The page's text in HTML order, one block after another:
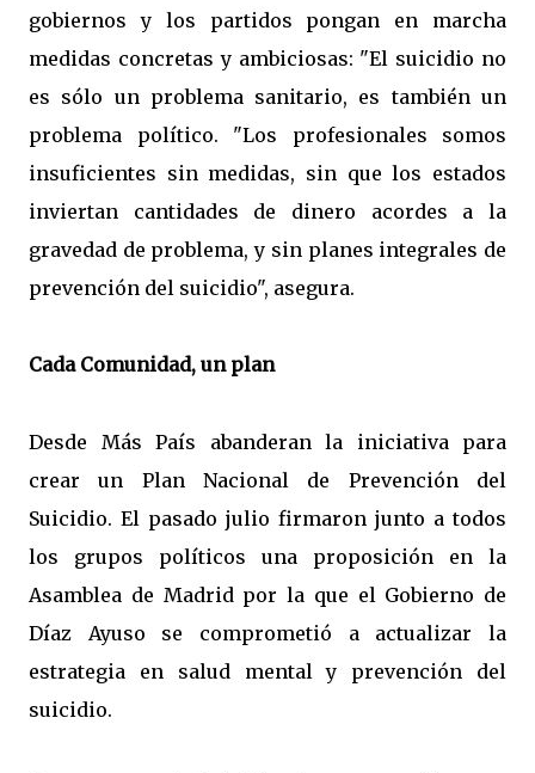
gobiernos y los partidos pongan en marcha
medidas concretas y ambiciosas: "El suicidio no
es sólo un problema sanitario, es también un
problema político. "Los profesionales somos
insuficientes sin medidas, sin que los estados
inviertan cantidades de dinero acordes a la
gravedad de problema, y sin planes integrales de
prevención del suicidio", asegura.
Cada Comunidad, un plan
Desde Más País abanderan la iniciativa para
crear un Plan Nacional de Prevención del
Suicidio. El pasado julio firmaron junto a todos
los grupos políticos una proposición en la
Asamblea de Madrid por la que el Gobierno de
Díaz Ayuso se comprometió a actualizar la
estrategia en salud mental y prevención del
suicidio.